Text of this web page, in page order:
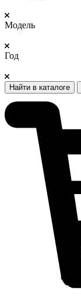
Модель
Год
Найти в каталоге